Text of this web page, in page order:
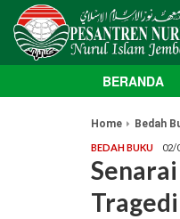
BERANDA
Home Bedah
BEDAH BUKU 02/